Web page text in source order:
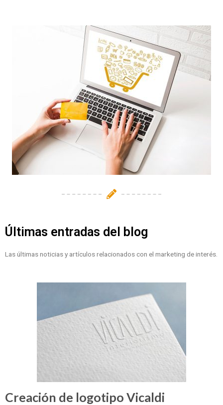
Últimas entradas del blog
Las últimas noticias y artículos relacionados con el marketing de interés.
Creación de logotipo Vicaldi